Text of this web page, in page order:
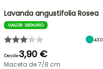
Lavanda angustifolia Rosea
VALOR SEGURO
430
Desde3,90 €
Maceta de 7/8 cm